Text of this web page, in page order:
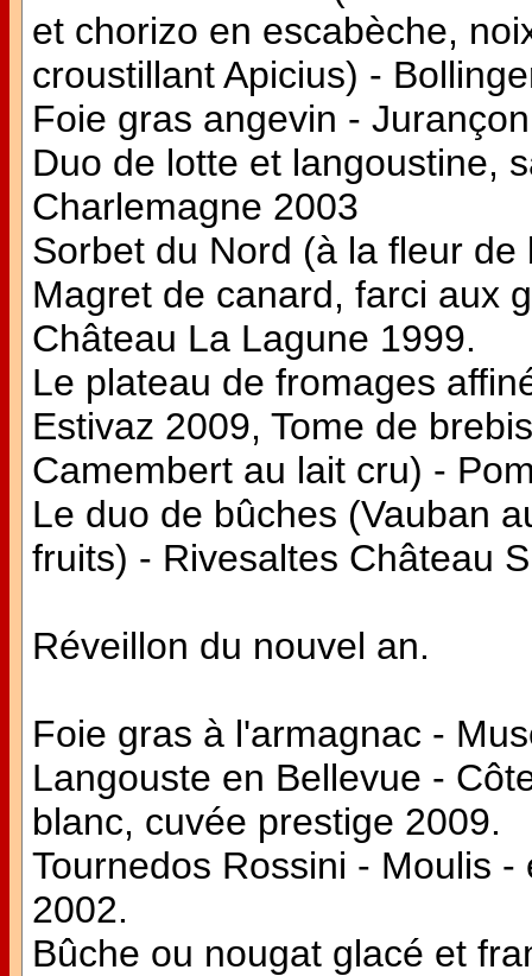
et chorizo en escabèche,
croustillant Apicius) -
Foie gras angevin -
Duo de lotte et langoustine,
Charlemagne 2003
Sorbet du Nord (à la fleur de
Magret de canard, farci aux
Château La Lagune 1999.
Le plateau de fromages
Estivaz 2009, Tome de
Camembert au lait cru) -
Le duo de bûches (Vauban
fruits) - Rivesaltes Château
Réveillon du nouvel an.
Foie gras à l'armagnac -
Langouste en Bellevue -
blanc, cuvée prestige 2009.
Tournedos Rossini - Moulis
2002.
Bûche ou nougat glacé et